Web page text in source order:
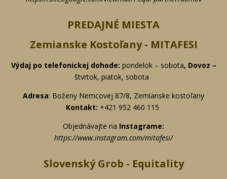
PREDAJNÉ MIESTA
Zemianske Kostoľany - MITAFESI
Výdaj po telefonickej dohode: pondelok – sobota, Dovoz –
štvrtok, piatok, sobota
Adresa: Boženy Nemcovej 87/8, Zemianske kostoľany
Kontakt: +421 952 460 115
Objednávajte na Instagrame:
https://www.instagram.com/mitafesi/
Slovenský Grob - Equitality